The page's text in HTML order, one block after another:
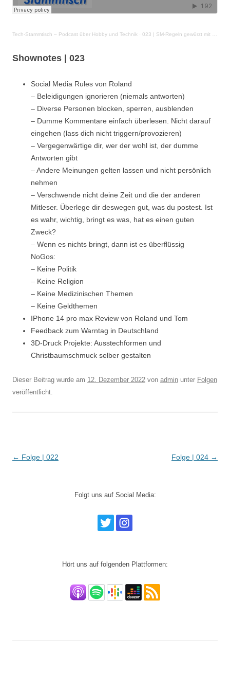
Tech-Stammtisch – Podcast über Hobby und Technik · 023 | SM-Regeln gewürzt mit Technik
Shownotes | 023
Social Media Rules von Roland
– Beleidigungen ignorieren (niemals antworten)
– Diverse Personen blocken, sperren, ausblenden
– Dumme Kommentare einfach überlesen. Nicht darauf
eingehen (lass dich nicht triggern/provozieren)
– Vergegenwärtige dir, wer der wohl ist, der dumme
Antworten gibt
– Andere Meinungen gelten lassen und nicht persönlich
nehmen
– Verschwende nicht deine Zeit und die der anderen
Mitleser. Überlege dir deswegen gut, was du postest. Ist
es wahr, wichtig, bringt es was, hat es einen guten
Zweck?
– Wenn es nichts bringt, dann ist es überflüssig
NoGos:
– Keine Politik
– Keine Religion
– Keine Medizinischen Themen
– Keine Geldthemen
IPhone 14 pro max Review von Roland und Tom
Feedback zum Warntag in Deutschland
3D-Druck Projekte: Ausstechformen und
Christbaumschmuck selber gestalten
Dieser Beitrag wurde am 12. Dezember 2022 von admin unter Folgen
veröffentlicht.
Beitrags-
← Folge | 022 Folge | 024 →
Folgt uns auf Social Media:
Hört uns auf folgenden Plattformen: